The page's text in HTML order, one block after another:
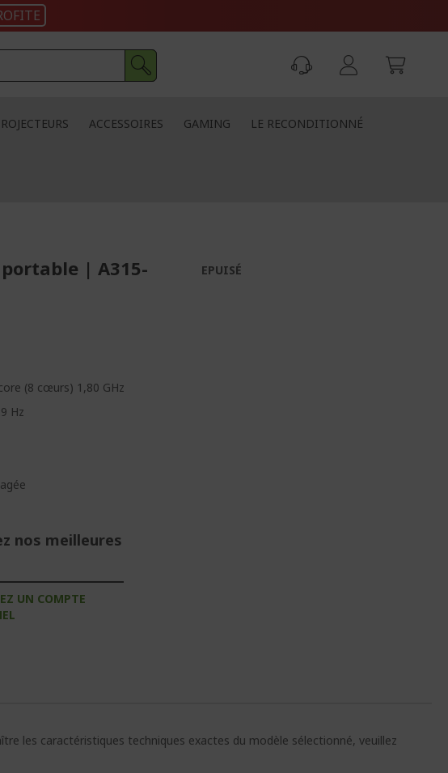
ACCESSOIRES GAMING LE RECONDITIONNÉ
| A315-
(8 cœurs) 1,80 GHz
Hz
nos meilleures
UN COMPTE
EPUISÉ
les caractéristiques techniques exactes du modèle sélectionné, veuillez